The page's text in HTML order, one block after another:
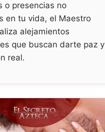
o presencias no
en tu vida, el Maestro
alejamientos
que buscan darte paz y
real.